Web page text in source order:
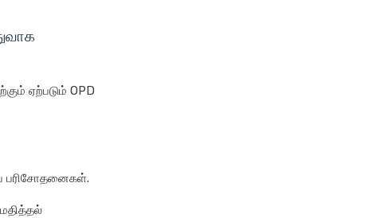
ஏற்படும் OPD
பரிசோதனைகள்.